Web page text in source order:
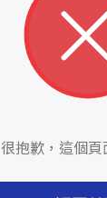
很抱歉，這個頁